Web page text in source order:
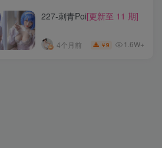
227-刺青Poi[更新至 11 期]
4个月前 ￥9 1.6W+
期]